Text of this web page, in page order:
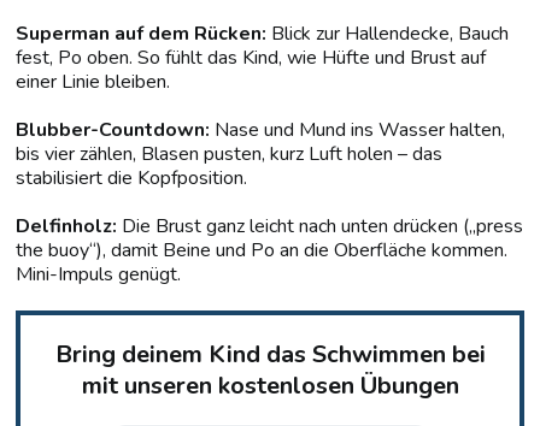
Superman auf dem Rücken: Blick zur Hallendecke, Bauch
fest, Po oben. So fühlt das Kind, wie Hüfte und Brust auf
einer Linie bleiben.
Blubber-Countdown: Nase und Mund ins Wasser halten,
bis vier zählen, Blasen pusten, kurz Luft holen – das
stabilisiert die Kopfposition.
Delfinholz: Die Brust ganz leicht nach unten drücken („press
the buoy“), damit Beine und Po an die Oberfläche kommen.
Mini-Impuls genügt.
Bring deinem Kind das Schwimmen bei
mit unseren kostenlosen Übungen